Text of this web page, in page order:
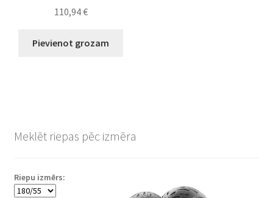
110,94€
Pievienot grozam
Meklēt riepas pēc izmēra
Riepu izmērs: